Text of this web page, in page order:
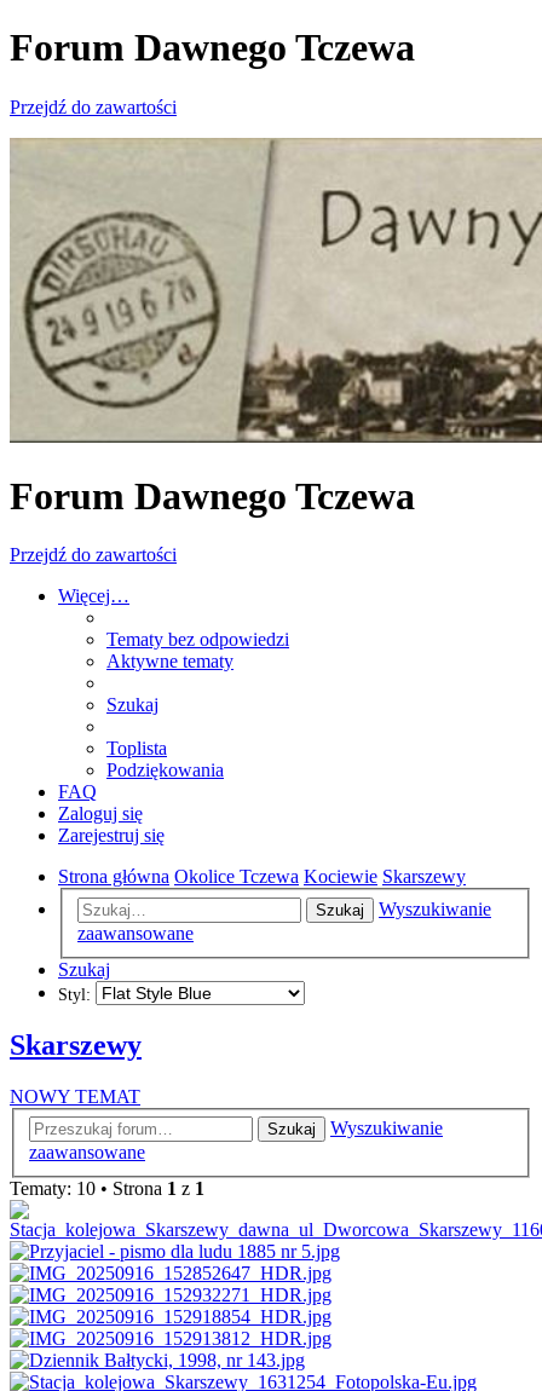
Forum Dawnego Tczewa
Przejdź do zawartości
Forum Dawnego Tczewa
Przejdź do zawartości
Więcej…
Tematy bez odpowiedzi
Aktywne tematy
Szukaj
Toplista
Podziękowania
FAQ
Zaloguj się
Zarejestruj się
Strona główna Okolice Tczewa Kociewie Skarszewy
Szukaj
Wyszukiwanie
zaawansowane
Szukaj
Styl:
Skarszewy
NOWY TEMAT
Szukaj
Wyszukiwanie
zaawansowane
Tematy: 10 • Strona 1 z 1